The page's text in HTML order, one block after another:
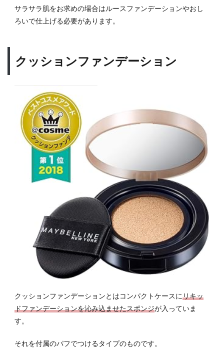
サラサラ肌をお求めの場合はルースファンデーションやおし
ろいで仕上げる必要があります。
クッションファンデーション
クッションファンデーションとはコンパクトケースにリキッ
ドファンデーションを沁み込ませたスポンジが入っていま
す。
それを付属のパフでつけるタイプのものです。